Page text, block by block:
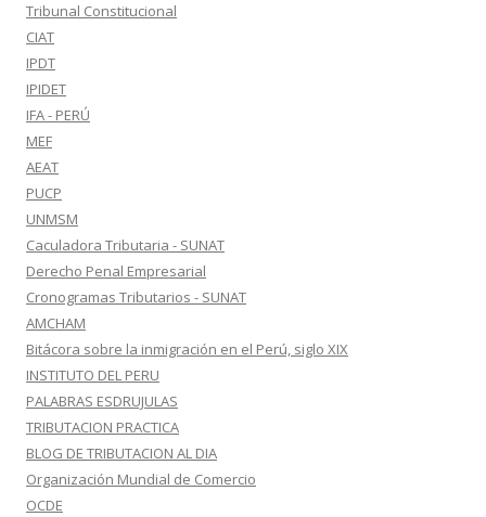
Tribunal Constitucional
CIAT
IPDT
IPIDET
IFA - PERÚ
MEF
AEAT
PUCP
UNMSM
Caculadora Tributaria - SUNAT
Derecho Penal Empresarial
Cronogramas Tributarios - SUNAT
AMCHAM
Bitácora sobre la inmigración en el Perú, siglo XIX
INSTITUTO DEL PERU
PALABRAS ESDRUJULAS
TRIBUTACION PRACTICA
BLOG DE TRIBUTACION AL DIA
Organización Mundial de Comercio
OCDE